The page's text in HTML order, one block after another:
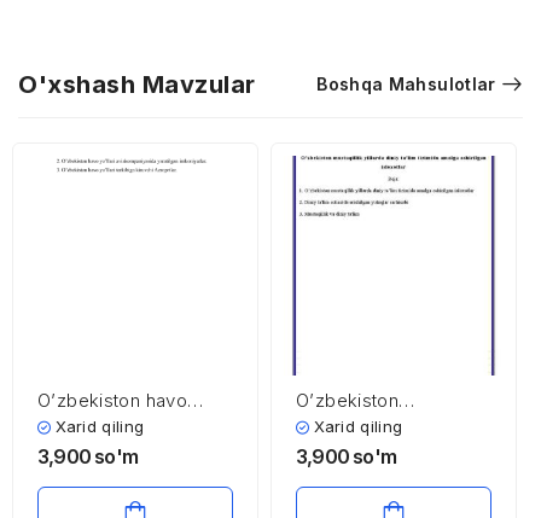
O'xshash Mavzular Boshqa Mahsulotlar
O’zbekiston havo
yo’llari
Xarid qiling
3,900 so'm
O’zbekiston
mustaqillik yillarda
diniy ta’lim tizimida
Xarid qiling
3,900 so'm